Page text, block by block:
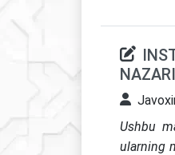
Ushbu
ularning